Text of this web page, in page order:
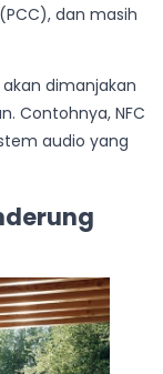
dan masih
dimanjakan
Contohnya, NFC
audio yang